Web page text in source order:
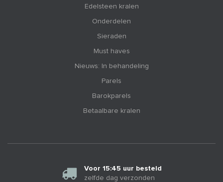
Edelsteen kralen
Onderdelen
Sieraden
Must haves
Nieuws: In behandeling
Parels
Barokparels
Betaalbare kralen
Voor 15:45 uur besteld
zelfde dag verzonden